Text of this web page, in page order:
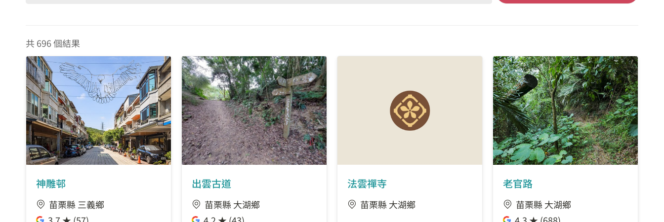
共 696 個結果
神雕邨
苗栗縣 三義鄉
出雲古道
苗栗縣 大湖鄉
法雲禪寺
苗栗縣 大湖鄉
老官路
苗栗縣 大湖鄉